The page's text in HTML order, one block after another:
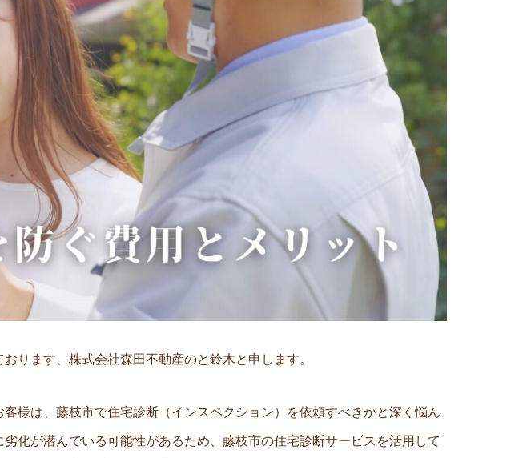
ります、株式会社森田不動産のと鈴木と申します。
様は、藤枝市で住宅診断（インスペクション）を依頼すべきかと深く悩ん
化が潜んでいる可能性があるため、藤枝市の住宅診断サービスを活用して